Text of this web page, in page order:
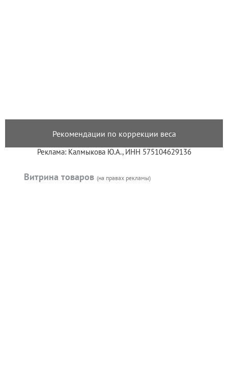
Рекомендации по коррекции веса
Реклама: Калмыкова Ю.А., ИНН 575104629136
Витрина товаров (на правах рекламы)